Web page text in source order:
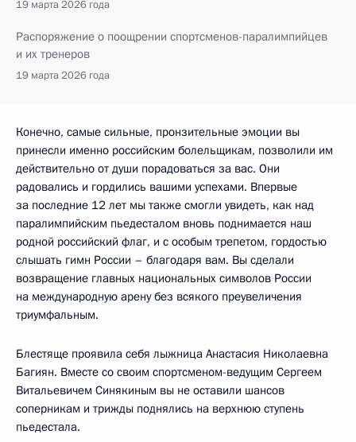
19 марта 2026 года
Распоряжение о поощрении спортсменов-паралимпийцев
и их тренеров
19 марта 2026 года
Конечно, самые сильные, пронзительные эмоции вы
принесли именно российским болельщикам, позволили им
действительно от души порадоваться за вас. Они
радовались и гордились вашими успехами. Впервые
за последние 12 лет мы также смогли увидеть, как над
паралимпийским пьедесталом вновь поднимается наш
родной российский флаг, и с особым трепетом, гордостью
слышать гимн России – благодаря вам. Вы сделали
возвращение главных национальных символов России
на международную арену без всякого преувеличения
триумфальным.
Блестяще проявила себя лыжница Анастасия Николаевна
Багиян. Вместе со своим спортсменом-ведущим Сергеем
Витальевичем Синякиным вы не оставили шансов
соперникам и трижды поднялись на верхнюю ступень
пьедестала.